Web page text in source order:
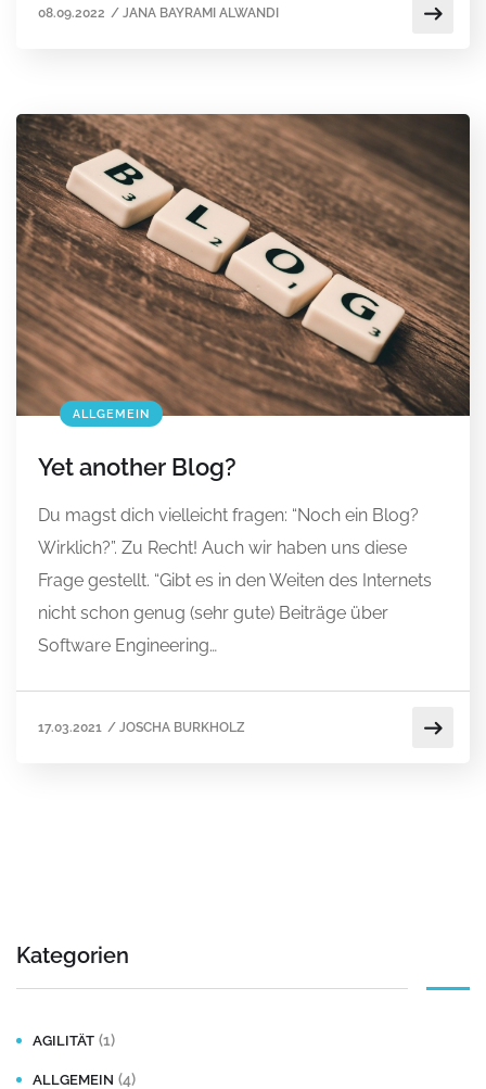
08.09.2022 / JANA BAYRAMI ALWANDI
ALLGEMEIN
Yet another Blog?
Du magst dich vielleicht fragen: “Noch ein Blog?
Wirklich?”. Zu Recht! Auch wir haben uns diese
Frage gestellt. “Gibt es in den Weiten des Internets
nicht schon genug (sehr gute) Beiträge über
Software Engineering…
17.03.2021 / JOSCHA BURKHOLZ
Kategorien
AGILITÄT (1)
ALLGEMEIN (4)